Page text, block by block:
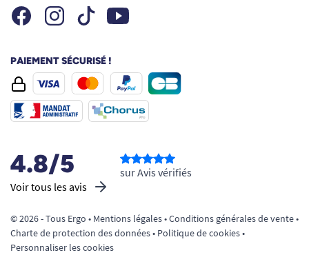
FacebookInstagramTiktok Youtube
PAIEMENT SÉCURISÉ !
4.8/5
Voir tous les avis
sur Avis vérifiés
© 2026 - Tous Ergo • Mentions légales•Conditions générales de vente•
Charte de protection des données• Politique de cookies•
Personnaliser les cookies